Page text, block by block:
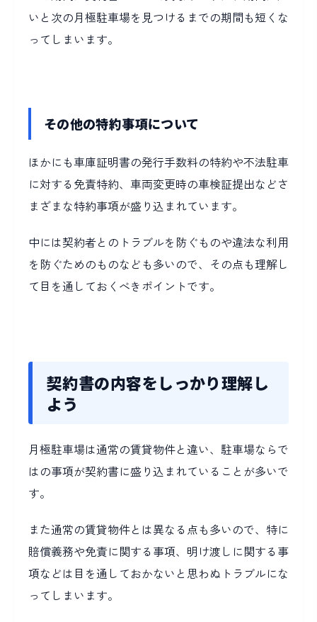
いと次の月極駐車場を見つけるまでの期間も短くな
ってしまいます。
その他の特約事項について
ほかにも車庫証明書の発行手数料の特約や不法駐車
に対する免責特約、車両変更時の車検証提出などさ
まざまな特約事項が盛り込まれています。
中には契約者とのトラブルを防ぐものや違法な利用
を防ぐためのものなども多いので、その点も理解し
て目を通しておくべきポイントです。
契約書の内容をしっかり理解し
よう
月極駐車場は通常の賃貸物件と違い、駐車場ならで
はの事項が契約書に盛り込まれていることが多いで
す。
また通常の賃貸物件とは異なる点も多いので、特に
賠償義務や免責に関する事項、明け渡しに関する事
項などは目を通しておかないと思わぬトラブルにな
ってしまいます。